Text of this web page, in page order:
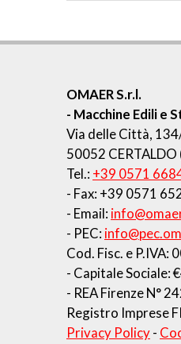
OMAER S.r.l.
- Macchine Edili e
Via delle Città,
50052 CERTALDO
Tel.: +39 0571
- Fax: +39 0571
- Email:
- PEC:
Cod. Fisc. e P.IVA:
- Capitale Sociale:
- REA Firenze N°
Registro Imprese
Privacy Policy-